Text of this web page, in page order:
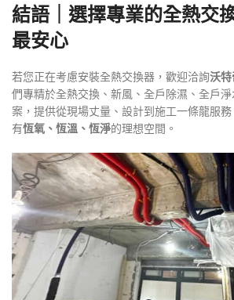
結語｜選擇專業的全熱交
最安心
若您正在考慮安裝全熱交換器，歡迎洽詢沃特
們專精於全熱交換、新風、全戶除濕、全戶
案，提供從現場丈量、設計到施工一條龍服
有恆氧、恆溫、恆淨的理想空間。